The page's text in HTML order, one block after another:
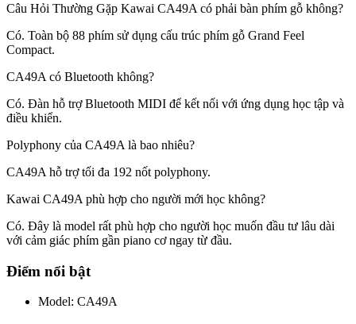
Câu Hỏi Thường Gặp Kawai CA49A có phải bàn phím gỗ không?
Có. Toàn bộ 88 phím sử dụng cấu trúc phím gỗ Grand Feel
Compact.
CA49A có Bluetooth không?
Có. Đàn hỗ trợ Bluetooth MIDI để kết nối với ứng dụng học tập và
điều khiển.
Polyphony của CA49A là bao nhiêu?
CA49A hỗ trợ tối đa 192 nốt polyphony.
Kawai CA49A phù hợp cho người mới học không?
Có. Đây là model rất phù hợp cho người học muốn đầu tư lâu dài
với cảm giác phím gần piano cơ ngay từ đầu.
Điểm nổi bật
Model: CA49A